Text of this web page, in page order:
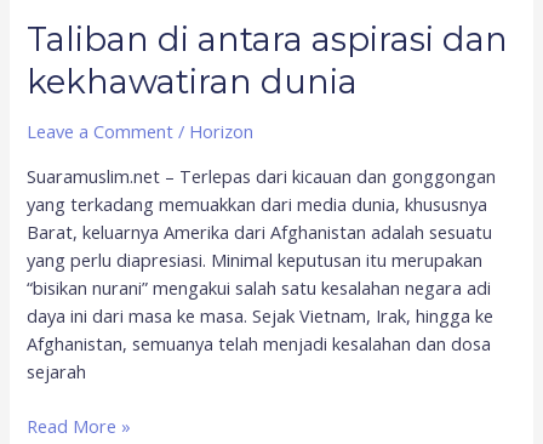
Taliban di antara aspirasi dan
kekhawatiran dunia
Leave a Comment / Horizon
Suaramuslim.net – Terlepas dari kicauan dan gonggongan
yang terkadang memuakkan dari media dunia, khususnya
Barat, keluarnya Amerika dari Afghanistan adalah sesuatu
yang perlu diapresiasi. Minimal keputusan itu merupakan
“bisikan nurani” mengakui salah satu kesalahan negara adi
daya ini dari masa ke masa. Sejak Vietnam, Irak, hingga ke
Afghanistan, semuanya telah menjadi kesalahan dan dosa
sejarah
Read More »